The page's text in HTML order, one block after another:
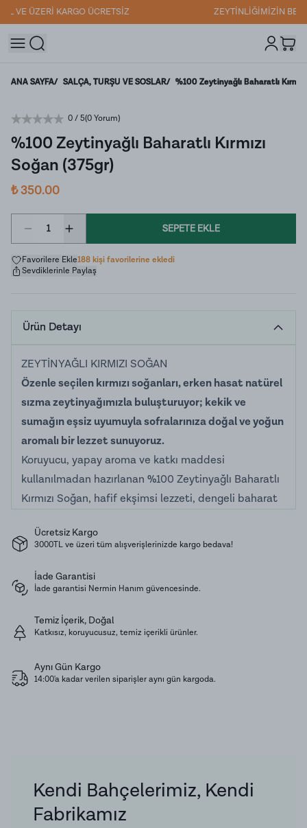
ZEYTİNLİĞİMİZİN BEREKETLİ FIRSATLARINI HEMEN KEŞFEDİN
ANA SAYFA/ SALÇA, TURŞU VE SOSLAR/ %100 Zeytinyağlı Baharatlı
0 / 5(0 Yorum)
%100 Zeytinyağlı Baharatlı Kırmızı
Soğan (375gr)
₺ 350.00
1 SEPETE EKLE
Favorilere Ekle188 kişi favorilerine ekledi
Sevdiklerinle Paylaş
Ürün Detayı
ZEYTİNYAĞLI KIRMIZI SOĞAN
Özenle seçilen kırmızı soğanları, erken hasat natürel
sızma zeytinyağımızla buluşturuyor; kekik ve
sumağın eşsiz uyumuyla sofralarınıza doğal ve yoğun
aromalı bir lezzet sunuyoruz.
Koruyucu, yapay aroma ve katkı maddesi
kullanılmadan hazırlanan %100 Zeytinyağlı Baharatlı
Kırmızı Soğan, hafif ekşimsi lezzeti, dengeli baharat
daha keyifli hale getirir. Doğal içeriği sayesinde
Kahvaltılarda, peynir tabaklarında, sandviç ve
hamburgerlerde, et yemekleri ile mangal
sofralarında keyifle tüketebileceğiniz özel bir
lezzettir.
doğal içeriği ve zengin aromasıyla mutfağınızın
vazgeçilmezlerinden biri olmaya adaydır.
Ürün İçeriği:
Ücretsiz Kargo
3000TL ve üzeri tüm alışverişlerinizde kargo bedava!
İade Garantisi
İade garantisi Nermin Hanım güvencesinde.
Temiz İçerik, Doğal
Katkısız, koruyucusuz, temiz içerikli ürünler.
Aynı Gün Kargo
14:00'a kadar verilen siparişler aynı gün kargoda.
Kendi Bahçelerimiz, Kendi
Fabrikamız